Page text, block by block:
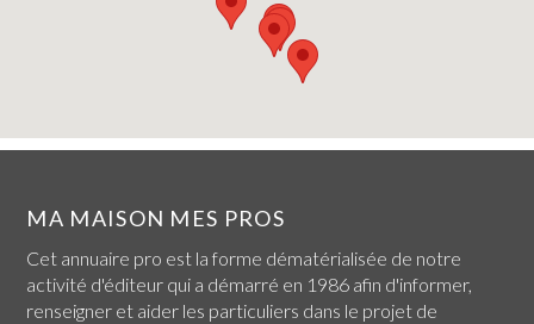
MA MAISON MES PROS
Cet annuaire pro est la forme dématérialisée de notre
activité d'éditeur qui a démarré en 1986 afin d'informer,
renseigner et aider les particuliers dans le projet de